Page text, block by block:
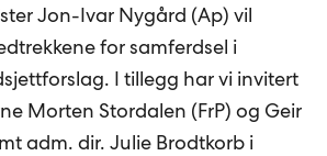
Jon-Ivar Nygård (Ap) vil
for samferdsel i
I tillegg har vi invitert
Morten Stordalen (FrP) og Geir
adm. dir. Julie Brodtkorb i